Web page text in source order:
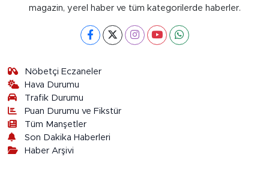
magazin, yerel haber ve tüm kategorilerde haberler.
Nöbetçi Eczaneler
Hava Durumu
Trafik Durumu
Puan Durumu ve Fikstür
Tüm Manşetler
Son Dakika Haberleri
Haber Arşivi